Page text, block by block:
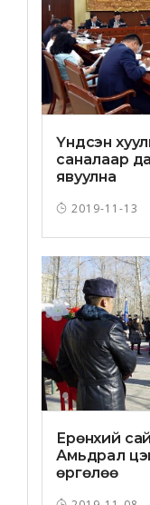
Үндсэн
саналаар
явуулна
2019-11-13
Ерөнхий
Амьдрал
өргөлөө